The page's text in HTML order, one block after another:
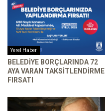
Yerel Haber
BELEDIYE BORÇLARINDA 72
AYA VARAN TAKSITLENDIRME
FIRSATI